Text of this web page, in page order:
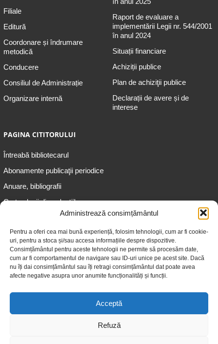
Administrează consimțământul
Pentru a oferi cea mai bună experiență, folosim tehnologii, cum ar fi cookie-
uri, pentru a stoca și/sau accesa informațiile despre dispozitive.
Consimțământul pentru aceste tehnologii ne permite să procesăm date,
cum ar fi comportamentul de navigare sau ID-uri unice pe acest site. Dacă
nu îți dai consimțământul sau îți retragi consimțământul dat poate avea
afecte negative asupra unor anumite funcționalități și funcții.
Acceptă
Refuză
Filiale
Editură
Coordonare și îndrumare
metodică
Conducere
Consiliul de Administrație
Organizare internă
Raport de evaluare a
implementării Legii nr. 544/2001
în anul 2024
Situații financiare
Achiziții publice
Plan de achiziţii publice
Declarații de avere și de
interese
PAGINA CITITORULUI
Întreabă bibliotecarul
Abonamente publicaţii periodice
Anuare, bibliografii
Cartea lunii din colecțiile
Informații pentru adolescenți
Informații pentru adulți
Informații pentru seniori